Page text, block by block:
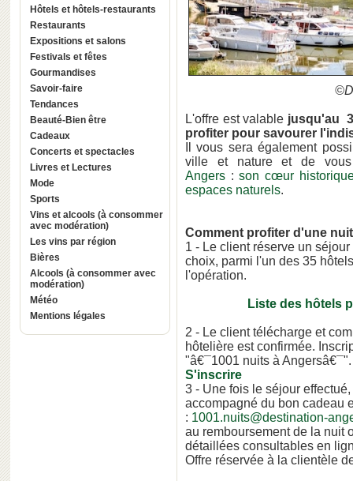
Hôtels et hôtels-restaurants
Restaurants
Expositions et salons
Festivals et fêtes
Gourmandises
Savoir-faire
Tendances
Beauté-Bien être
Cadeaux
Concerts et spectacles
Livres et Lectures
Mode
Sports
Vins et alcools (à consommer
avec modération)
Les vins par région
Bières
Alcools (à consommer avec
modération)
Météo
Mentions légales
L'offre est valable jusqu'au
profiter pour savourer
Il vous sera également
ville et nature et de vous
Angers :son cœur
espaces naturels.
Comment profiter d'une
1 - Le client réserve un
choix, parmi l'un des 35
l'opération.
Liste des hôtels
2 - Le client télécharge et
hôtelière est confirmée.
"â€¯1001 nuits à Angersâ€¯".
S'inscrire
3 - Une fois le séjour
accompagné du bon cadeau
: 1001.nuits@destination-
au remboursement de la nuit
détaillées consultables en
Offre réservée à la clientèle